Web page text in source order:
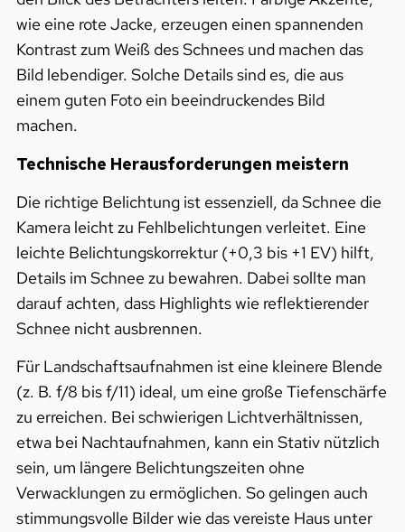
wie eine rote Jacke, erzeugen einen spannenden
Kontrast zum Weiß des Schnees und machen das
Bild lebendiger. Solche Details sind es, die aus
einem guten Foto ein beeindruckendes Bild
machen.
Technische Herausforderungen meistern
Die richtige Belichtung ist essenziell, da Schnee die
Kamera leicht zu Fehlbelichtungen verleitet. Eine
leichte Belichtungskorrektur (+0,3 bis +1 EV) hilft,
Details im Schnee zu bewahren. Dabei sollte man
darauf achten, dass Highlights wie reflektierender
Schnee nicht ausbrennen.
Für Landschaftsaufnahmen ist eine kleinere Blende
(z. B. f/8 bis f/11) ideal, um eine große Tiefenschärfe
zu erreichen. Bei schwierigen Lichtverhältnissen,
etwa bei Nachtaufnahmen, kann ein Stativ nützlich
sein, um längere Belichtungszeiten ohne
Verwacklungen zu ermöglichen. So gelingen auch
stimmungsvolle Bilder wie das vereiste Haus unter